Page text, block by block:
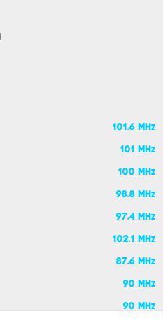
101.6 MHz
101 MHz
100 MHz
98.8 MHz
97.4 MHz
102.1 MHz
87.6 MHz
90 MHz
90 MHz